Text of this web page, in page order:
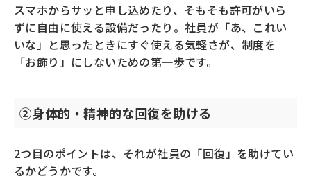
スマホからサッと申し込めたり、そもそも許可がいら
ずに自由に使える設備だったり。社員が「あ、これい
いな」と思ったときにすぐ使える気軽さが、制度を
「お飾り」にしないための第一歩です。
②身体的・精神的な回復を助ける
2つ目のポイントは、それが社員の「回復」を助けてい
るかどうかです。